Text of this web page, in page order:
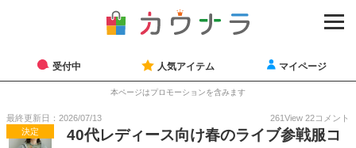
受付中 人気アイテム マイページ
本ページはプロモーションを含みます
最終更新日：2026/07/13 261View 22コメント
決定
40代レディース向け春のライブ参戦服コ